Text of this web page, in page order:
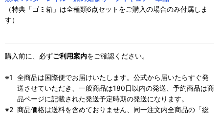
（特典「ゴミ箱」は全種類6点セットをご購入の場合のみ付属しま
す）
購入前に、必ずご利用案内をご確認ください。
全商品は国際便でお届けいたします。公式から届いたらすぐ発
送させていただき、一般商品は180日以内の発送、予約商品は商
品ページに記載された発送予定時期の発送になります。
商品価格は送料を含めておりません、同一注文内全商品の「総